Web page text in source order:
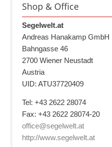
Shop & Office
Segelwelt.at
Andreas Hanakamp GmbH
Bahngasse 46
2700 Wiener Neustadt
Austria
UID: ATU37720409
Tel: +43 2622 28074
Fax: +43 2622 28074-20
office@segelwelt.at
http://www.segelwelt.at